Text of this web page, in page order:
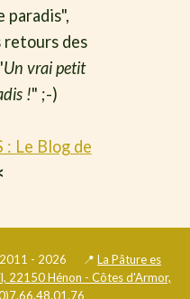
paradis",
retours des
Un vrai petit
!" ;-)
: Le Blog de
2011 - 2026 📍 La Pâture es
22150 Hénon - Côtes d'Armor,